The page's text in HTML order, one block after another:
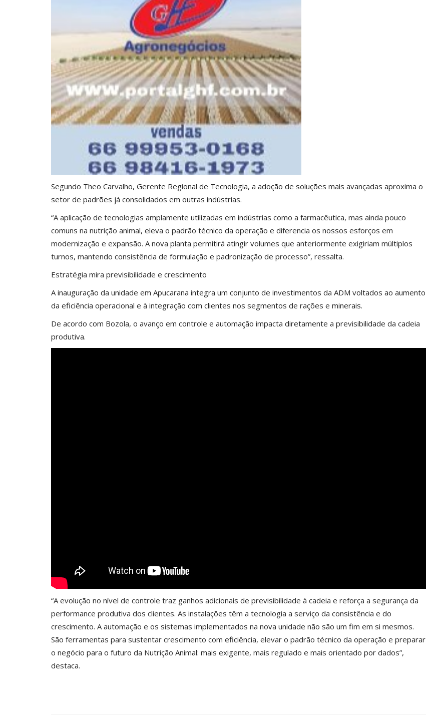
Segundo Theo Carvalho, Gerente Regional de Tecnologia, a adoção de soluções mais avançadas aproxima o
setor de padrões já consolidados em outras indústrias.
“A aplicação de tecnologias amplamente utilizadas em indústrias como a farmacêutica, mas ainda pouco
comuns na nutrição animal, eleva o padrão técnico da operação e diferencia os nossos esforços em
modernização e expansão. A nova planta permitirá atingir volumes que anteriormente exigiriam múltiplos
turnos, mantendo consistência de formulação e padronização de processo”, ressalta.
Estratégia mira previsibilidade e crescimento
A inauguração da unidade em Apucarana integra um conjunto de investimentos da ADM voltados ao aumento
da eficiência operacional e à integração com clientes nos segmentos de rações e minerais.
De acordo com Bozola, o avanço em controle e automação impacta diretamente a previsibilidade da cadeia
produtiva.
“A evolução no nível de controle traz ganhos adicionais de previsibilidade à cadeia e reforça a segurança da
performance produtiva dos clientes. As instalações têm a tecnologia a serviço da consistência e do
crescimento. A automação e os sistemas implementados na nova unidade não são um fim em si mesmos.
São ferramentas para sustentar crescimento com eficiência, elevar o padrão técnico da operação e preparar
o negócio para o futuro da Nutrição Animal: mais exigente, mais regulado e mais orientado por dados”,
destaca.